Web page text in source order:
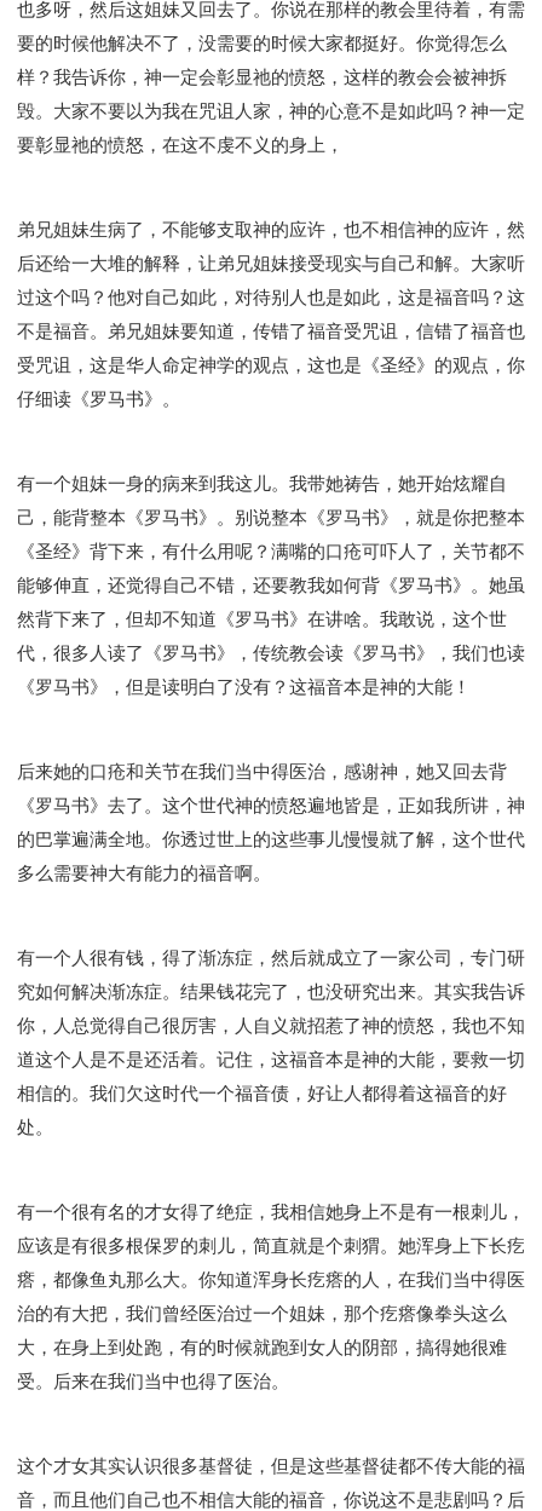
也多呀，然后这姐妹又回去了。你说在那样的教会里待着，有需
要的时候他解决不了，没需要的时候大家都挺好。你觉得怎么
样？我告诉你，神一定会彰显祂的愤怒，这样的教会会被神拆
毁。大家不要以为我在咒诅人家，神的心意不是如此吗？神一定
要彰显祂的愤怒，在这不虔不义的身上，
弟兄姐妹生病了，不能够支取神的应许，也不相信神的应许，然
后还给一大堆的解释，让弟兄姐妹接受现实与自己和解。大家听
过这个吗？他对自己如此，对待别人也是如此，这是福音吗？这
不是福音。弟兄姐妹要知道，传错了福音受咒诅，信错了福音也
受咒诅，这是华人命定神学的观点，这也是《圣经》的观点，你
仔细读《罗马书》。
有一个姐妹一身的病来到我这儿。我带她祷告，她开始炫耀自
己，能背整本《罗马书》。别说整本《罗马书》，就是你把整本
《圣经》背下来，有什么用呢？满嘴的口疮可吓人了，关节都不
能够伸直，还觉得自己不错，还要教我如何背《罗马书》。她虽
然背下来了，但却不知道《罗马书》在讲啥。我敢说，这个世
代，很多人读了《罗马书》，传统教会读《罗马书》，我们也读
《罗马书》，但是读明白了没有？这福音本是神的大能！
后来她的口疮和关节在我们当中得医治，感谢神，她又回去背
《罗马书》去了。这个世代神的愤怒遍地皆是，正如我所讲，神
的巴掌遍满全地。你透过世上的这些事儿慢慢就了解，这个世代
多么需要神大有能力的福音啊。
有一个人很有钱，得了渐冻症，然后就成立了一家公司，专门研
究如何解决渐冻症。结果钱花完了，也没研究出来。其实我告诉
你，人总觉得自己很厉害，人自义就招惹了神的愤怒，我也不知
道这个人是不是还活着。记住，这福音本是神的大能，要救一切
相信的。我们欠这时代一个福音债，好让人都得着这福音的好
处。
有一个很有名的才女得了绝症，我相信她身上不是有一根刺儿，
应该是有很多根保罗的刺儿，简直就是个刺猬。她浑身上下长疙
瘩，都像鱼丸那么大。你知道浑身长疙瘩的人，在我们当中得医
治的有大把，我们曾经医治过一个姐妹，那个疙瘩像拳头这么
大，在身上到处跑，有的时候就跑到女人的阴部，搞得她很难
受。后来在我们当中也得了医治。
这个才女其实认识很多基督徒，但是这些基督徒都不传大能的福
音，而且他们自己也不相信大能的福音，你说这不是悲剧吗？后